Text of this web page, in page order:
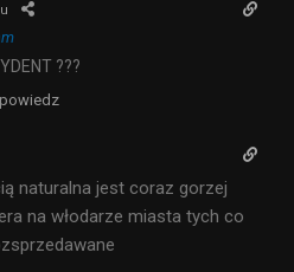
???
naturalna jest coraz gorzej
na włodarze miasta tych co